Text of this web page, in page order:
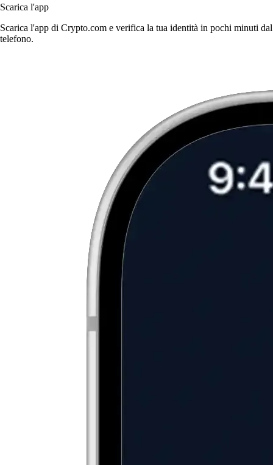
Scarica l'app
Scarica l'app di Crypto.com e verifica la tua identità in pochi minuti dal
telefono.